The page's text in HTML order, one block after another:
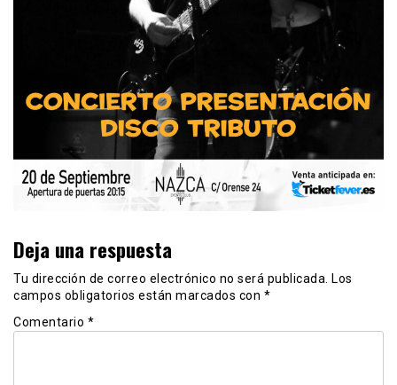
Deja una respuesta
Tu dirección de correo electrónico no será publicada.
Los
campos obligatorios están marcados con *
Comentario *